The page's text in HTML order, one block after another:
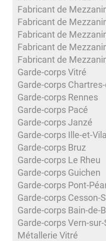
Fabricant de
Fabricant de
Fabricant de
Fabricant de
Fabricant de
Garde-corps Vitré
Garde-corps
Garde-corps Rennes
Garde-corps Pacé
Garde-corps Janzé
Garde-corps Ille-et-
Garde-corps Bruz
Garde-corps Le Rheu
Garde-corps Guichen
Garde-corps Pont-
Garde-corps Cesson-
Garde-corps Bain-de-
Garde-corps Vern-
Métallerie Vitré